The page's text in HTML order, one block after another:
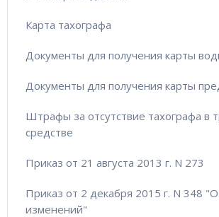
Карта тахографа
Документы для получения карты
Документы для получения карты
Штрафы за отсутствие тахографа в
средстве
Приказ от 21 августа 2013 г. N 273
Приказ от 2 декабря 2015 г. N 348
изменений"